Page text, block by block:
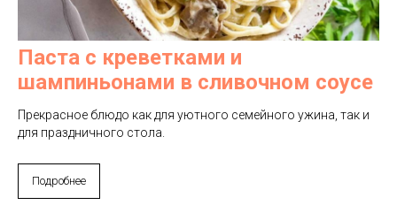
Паста с креветками и
шампиньонами в сливочном соусе
Прекрасное блюдо как для уютного семейного ужина, так и
для праздничного стола.
Подробнее